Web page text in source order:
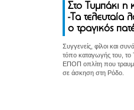
Στο Τυμπάκι
-Τα τελευταία
ο τραγικός
Συγγενείς, φίλοι και
τόπο καταγωγής του, το
ΕΠΟΠ οπλίτη που
σε άσκηση στη Ρόδο.